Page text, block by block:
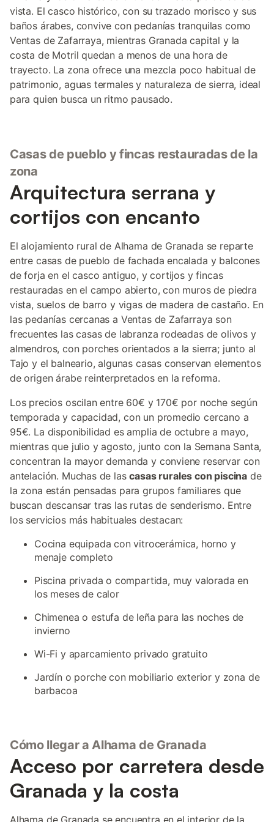
matrimonio y cama individual 2
dormitorios co
la tranquilidad y el
vista. El casco histórico, con su trazado morisco y sus
baños árabes, convive con pedanías tranquilas como
Ventas de Zafarraya, mientras Granada capital y la
costa de Motril quedan a menos de una hora de
trayecto. La zona ofrece una mezcla poco habitual de
patrimonio, aguas termales y naturaleza de sierra, ideal
para quien busca un ritmo pausado.
Casas de pueblo y fincas restauradas de la
zona
Arquitectura serrana y
cortijos con encanto
El alojamiento rural de Alhama de Granada se reparte
entre casas de pueblo de fachada encalada y balcones
de forja en el casco antiguo, y cortijos y fincas
restauradas en el campo abierto, con muros de piedra
vista, suelos de barro y vigas de madera de castaño. En
las pedanías cercanas a Ventas de Zafarraya son
frecuentes las casas de labranza rodeadas de olivos y
almendros, con porches orientados a la sierra; junto al
Tajo y el balneario, algunas casas conservan elementos
de origen árabe reinterpretados en la reforma.
Los precios oscilan entre 60€ y 170€ por noche según
temporada y capacidad, con un promedio cercano a
95€. La disponibilidad es amplia de octubre a mayo,
mientras que julio y agosto, junto con la Semana Santa,
concentran la mayor demanda y conviene reservar con
antelación. Muchas de lascasas rurales con piscina de
la zona están pensadas para grupos familiares que
buscan descansar tras las rutas de senderismo. Entre
los servicios más habituales destacan:
Cocina equipada con vitrocerámica, horno y
menaje completo
Piscina privada o compartida, muy valorada en
los meses de calor
Chimenea o estufa de leña para las noches de
invierno
Wi-Fi y aparcamiento privado gratuito
Jardín o porche con mobiliario exterior y zona de
barbacoa
Cómo llegar a Alhama de Granada
Acceso por carretera desde
Granada y la costa
Alhama de Granada se encuentra en el interior de la